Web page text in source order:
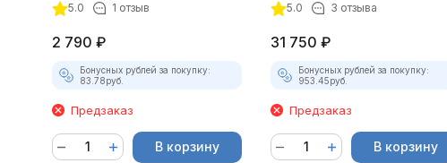
5.0 1 отзыв
2 790 ₽
Бонусных рублей за покупку:
83.78руб.
Предзаказ
В корзину
5.0 3 отзыва
31 750 ₽
Бонусных рублей за покупку:
953.45руб.
Предзаказ
В корзину